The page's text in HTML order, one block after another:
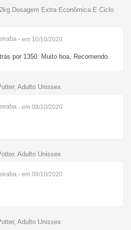
Dosagem Extra Econômica E Ciclo
- em 10/10/2020
por 1350. Muito boa, Recomendo.
Adulto Unissex
- em 08/10/2020
Adulto Unissex
- em 08/10/2020
Adulto Unissex